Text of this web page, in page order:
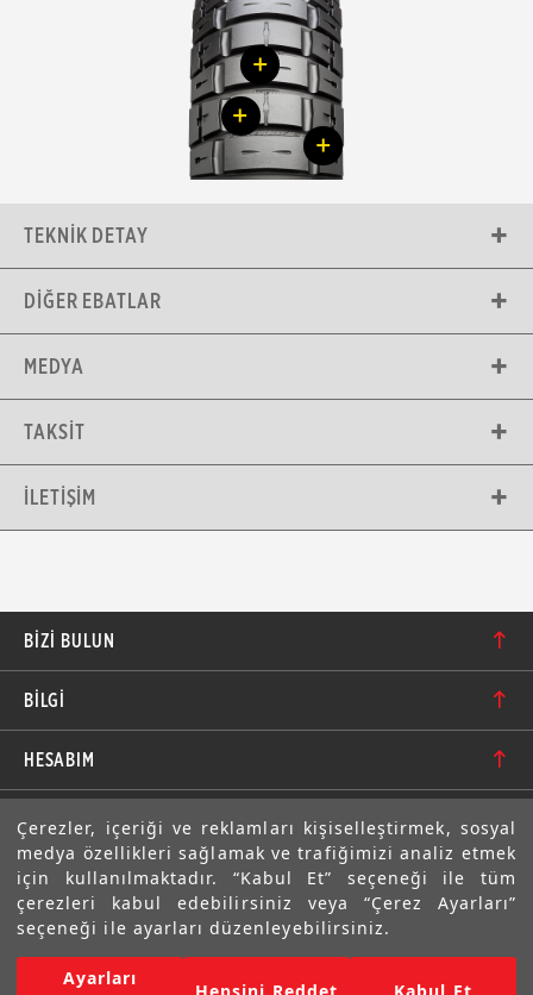
Çerezler, içeriği ve reklamları kişiselleştirmek, sosyal
medya özellikleri sağlamak ve trafiğimizi analiz etmek
için kullanılmaktadır. “Kabul Et” seçeneği ile tüm
çerezleri kabul edebilirsiniz veya “Çerez Ayarları”
seçeneği ile ayarları düzenleyebilirsiniz.
Ayarları
Hepsini Reddet Kabul Et
+
+
+
TEKNIK DETAY
DIĞER EBATLAR
MEDYA
TAKSIT
İLETIŞIM
BIZI BULUN
bilgi@motolastik.com
+90 549 549 66 86
+90 232 462 08 42
BİLGİ
Banka Hesap Numaraları
Teknik Bilgi
Sıkça Sorulan Sorular
Gizlilik Bildirimi ve Güvenlik
HESABIM
Siparişler
Adresler
Üyelik Bilgilerim
E-BÜLTEN
Abone olarak aramıza katılın. Avantajlardan ve indirimlerden
ilk sizin haberiniz olsun!
Copyright © 2022 Motolastik. Tüm Hakkı Saklıdır.